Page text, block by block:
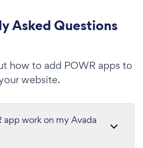
Asked Questions
how to add POWR apps to
website.
app work on my Avada